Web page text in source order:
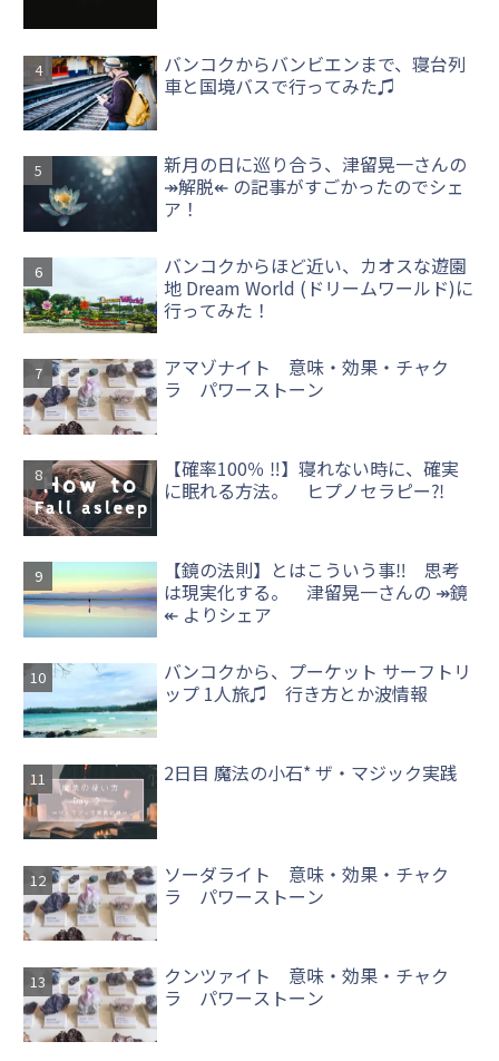
バンコクからバンビエンまで、寝台列
車と国境バスで行ってみた♫
新月の日に巡り合う、津留晃一さんの
↠解脱↞ の記事がすごかったのでシェ
ア！
バンコクからほど近い、カオスな遊園
地 Dream World (ドリームワールド)に
行ってみた！
アマゾナイト 意味・効果・チャク
ラ パワーストーン
【確率100％ ‼】寝れない時に、確実
に眠れる方法。 ヒプノセラピー⁈
【鏡の法則】とはこういう事‼ 思考
は現実化する。 津留晃一さんの ↠鏡
↞ よりシェア
バンコクから、プーケット サーフトリ
ップ 1人旅♫ 行き方とか波情報
2日目 魔法の小石* ザ・マジック実践
ソーダライト 意味・効果・チャク
ラ パワーストーン
クンツァイト 意味・効果・チャク
ラ パワーストーン